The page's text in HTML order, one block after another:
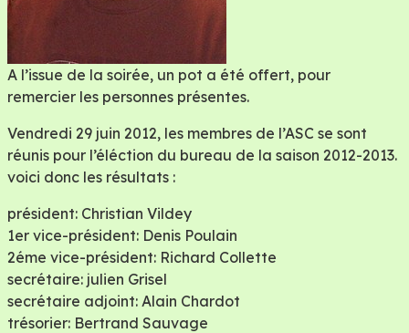
A l’issue de la soirée, un pot a été offert, pour
remercier les personnes présentes.
Vendredi 29 juin 2012, les membres de l’ASC se sont
réunis pour l’éléction du bureau de la saison 2012-2013.
voici donc les résultats :
président: Christian Vildey
1er vice-président: Denis Poulain
2éme vice-président: Richard Collette
secrétaire: julien Grisel
secrétaire adjoint: Alain Chardot
trésorier: Bertrand Sauvage